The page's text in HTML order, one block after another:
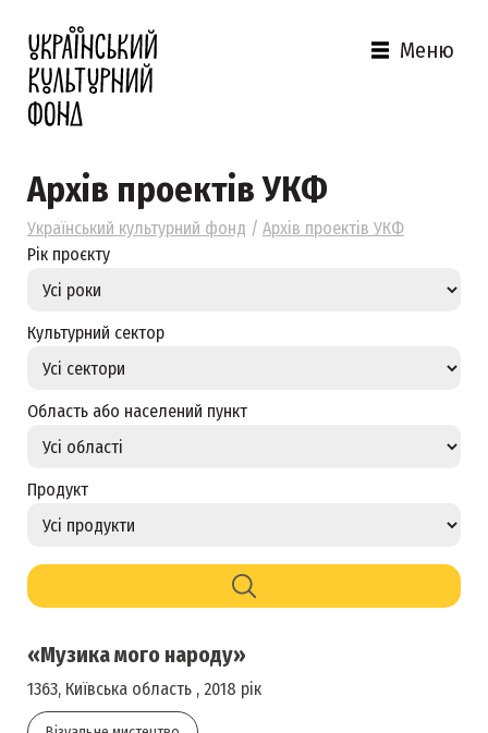
Меню
Архів проектів УКФ
Український культурний фонд / Архів проектів УКФ
Рік проєкту
Культурний сектор
Область або населений пункт
Продукт
«Музика мого народу»
1363, Київська область , 2018 рік